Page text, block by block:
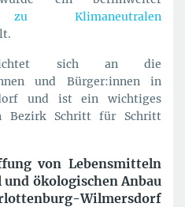
zu Klimaneutralen
sich an die
und Bürger:innen in
und ist ein wichtiges
Bezirk Schritt für Schritt
von Lebensmitteln
und ökologischen Anbau
Wilmersdorf